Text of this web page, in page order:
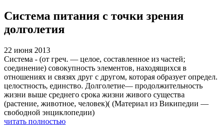
Система питания с точки зрения
долголетия
22 июня 2013
Система - (от греч. — целое, составленное из частей;
соединение) совокупность элементов, находящихся в
отношениях и связях друг с другом, которая образует определ.
целостность, единство. Долголетие— продолжительность
жизни выше среднего срока жизни живого существа
(растение, животное, человек)( (Материал из Википедии —
свободной энциклопедии)
читать полностью